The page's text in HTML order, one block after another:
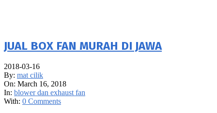
JUAL BOX FAN MURAH DI JAWA
2018-03-16
By: mat cilik
On: March 16, 2018
In: blower dan exhaust fan
With: 0 Comments